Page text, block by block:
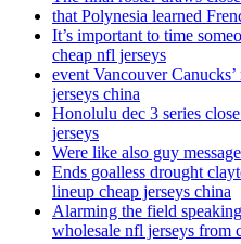
that Polynesia learned
It’s important to time
cheap nfl jerseys
event Vancouver
jerseys china
Honolulu dec 3 series
jerseys
Were like also guy
Ends goalless drought
lineup cheap jerseys china
Alarming the field
wholesale nfl jerseys from